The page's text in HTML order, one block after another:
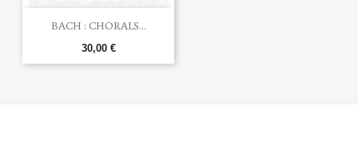
BACH : CHORALS...
30,00 €